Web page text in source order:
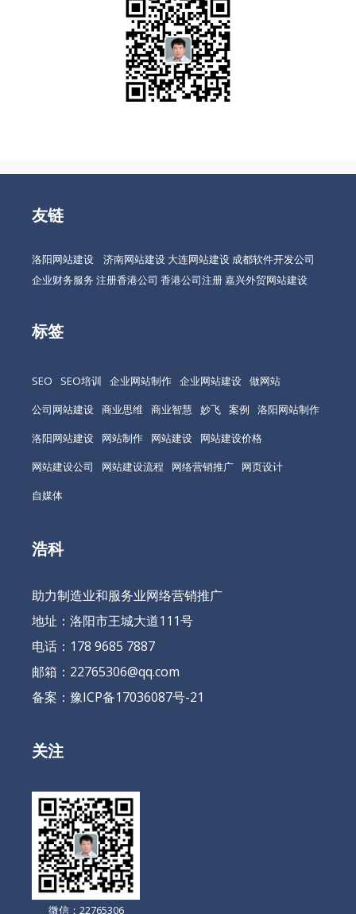
友链
洛阳网站建设 济南网站建设 大连网站建设 成都软件开发公司
企业财务服务 注册香港公司 香港公司注册嘉兴外贸网站建设
标签
SEO SEO培训 企业网站制作 企业网站建设 做网站
公司网站建设 商业思维 商业智慧 妙飞 案例
洛阳网站制作
洛阳网站建设
网站制作 网站建设
网站建设价格
网站建设公司
网站建设流程 网络营销推广
网页设计
自媒体
浩科
助力制造业和服务业网络营销推广
地址：洛阳市王城大道111号
电话：178 9685 7887
邮箱：22765306@qq.com
备案： 豫ICP备17036087号-21
关注
微信：22765306